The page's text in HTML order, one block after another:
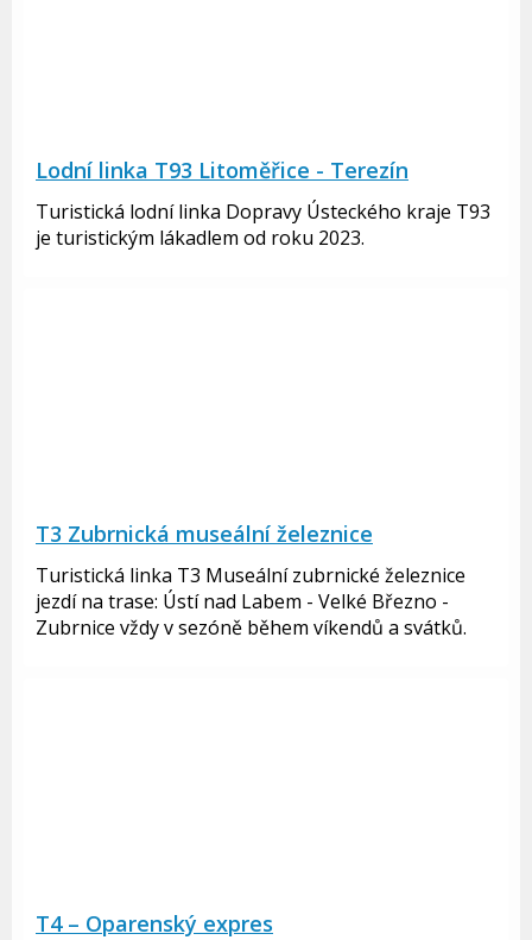
Lodní linka T93 Litoměřice - Terezín
Turistická lodní linka Dopravy Ústeckého kraje T93
je turistickým lákadlem od roku 2023.
T3 Zubrnická museální železnice
Turistická linka T3 Museální zubrnické železnice
jezdí na trase: Ústí nad Labem - Velké Březno -
Zubrnice vždy v sezóně během víkendů a svátků.
T4 – Oparenský expres